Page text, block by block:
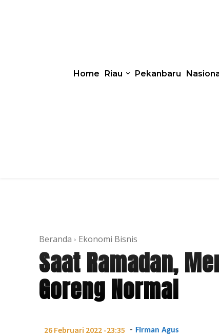
Home Riau Pekanbaru
Beranda Ekonomi Bisnis
Saat Ramadan,
Goreng Normal
26 Februari 2022 -23:35 - Firman Agus